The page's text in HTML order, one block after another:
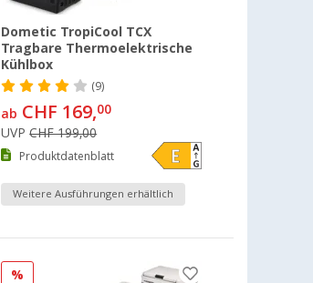
Dometic TropiCool TCX
Tragbare Thermoelektrische
Kühlbox
(9)
ab CHF 169,00
UVPCHF 199,00
Produktdatenblatt
Weitere Ausführungen erhältlich
%